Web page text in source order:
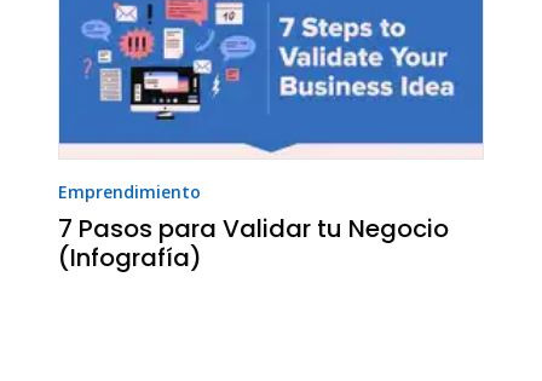
Emprendimiento
7 Pasos para Validar tu Negocio
(Infografía)